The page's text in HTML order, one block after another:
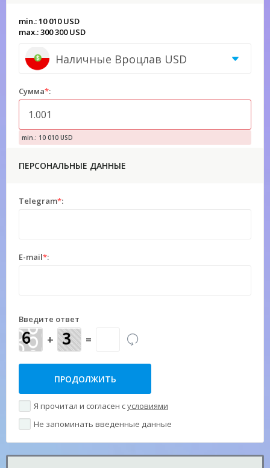
min.: 10 010 USD
max.: 300 300 USD
Наличные Вроцлав USD
Сумма*:
min.: 10 010 USD
ПЕРСОНАЛЬНЫЕ ДАННЫЕ
Telegram*:
E-mail*:
Введите ответ
+ =
Я прочитал и согласен сусловиями
Не запоминать введенные данные